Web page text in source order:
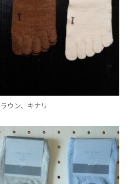
ウン、キナリ